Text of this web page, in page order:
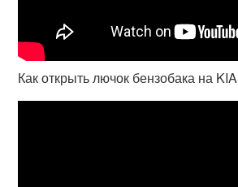
Как открыть лючок бензобака на KIA